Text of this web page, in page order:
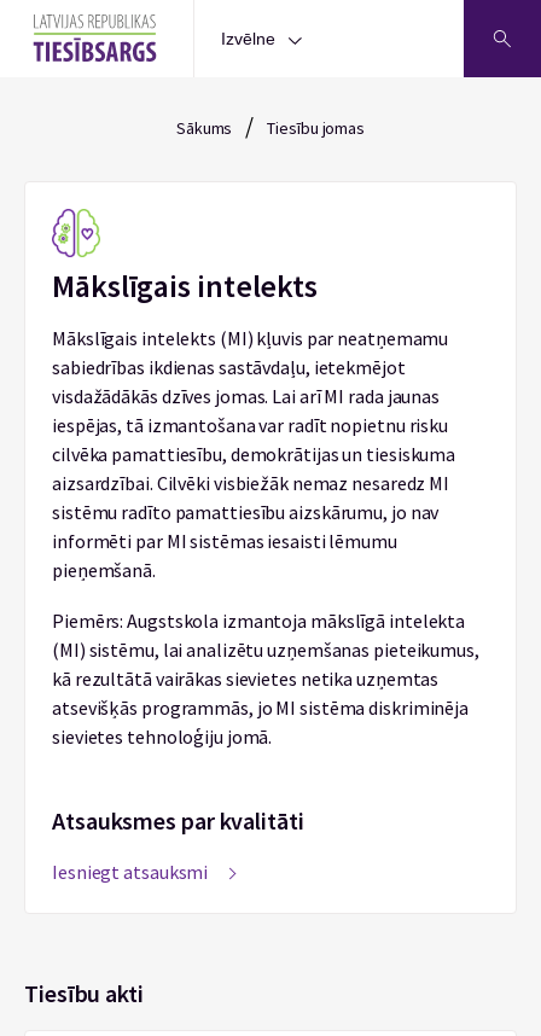
Izvēlne
Sākums / Tiesību jomas
Mākslīgais intelekts
Mākslīgais intelekts (MI) kļuvis par neatņemamu
sabiedrības ikdienas sastāvdaļu, ietekmējot
visdažādākās dzīves jomas. Lai arī MI rada jaunas
iespējas, tā izmantošana var radīt nopietnu risku
cilvēka pamattiesību, demokrātijas un tiesiskuma
aizsardzībai. Cilvēki visbiežāk nemaz nesaredz MI
sistēmu radīto pamattiesību aizskārumu, jo nav
informēti par MI sistēmas iesaisti lēmumu
pieņemšanā.
Piemērs: Augstskola izmantoja mākslīgā intelekta
(MI) sistēmu, lai analizētu uzņemšanas pieteikumus,
kā rezultātā vairākas sievietes netika uzņemtas
atsevišķās programmās, jo MI sistēma diskriminēja
sievietes tehnoloģiju jomā.
Atsauksmes par kvalitāti
Iesniegt atsauksmi
Tiesību akti